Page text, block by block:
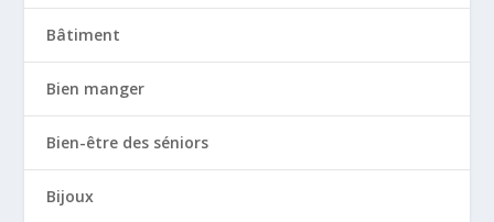
Bâtiment
Bien manger
Bien-être des séniors
Bijoux